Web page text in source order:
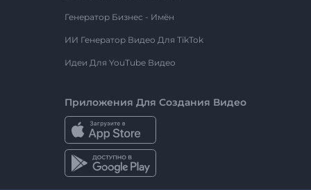
Генератор Бизнес - Имён
ИИ Генератор Видео Для TikTok
Идеи Для YouTube Видео
Приложения Для Создания Видео